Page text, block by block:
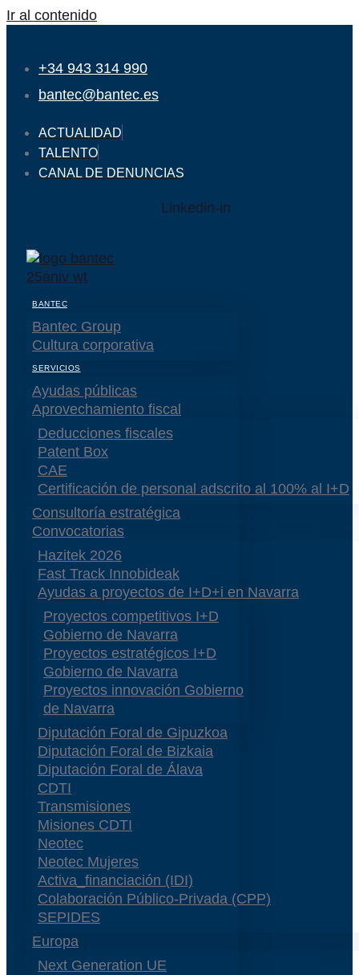
Ir al contenido
+34 943 314 990
bantec@bantec.es
ACTUALIDAD
TALENTO
CANAL DE DENUNCIAS
Linkedin-in
BANTEC
Bantec Group
Cultura corporativa
SERVICIOS
Ayudas públicas
Aprovechamiento fiscal
Deducciones fiscales
Patent Box
CAE
Certificación de personal adscrito al 100% al I+D
Consultoría estratégica
Convocatorias
Hazitek 2026
Fast Track Innobideak
Ayudas a proyectos de I+D+i en Navarra
Proyectos competitivos I+D
Gobierno de Navarra
Proyectos estratégicos I+D
Gobierno de Navarra
Proyectos innovación Gobierno
de Navarra
Diputación Foral de Gipuzkoa
Diputación Foral de Bizkaia
Diputación Foral de Álava
CDTI
Transmisiones
Misiones CDTI
Neotec
Neotec Mujeres
Activa_financiación (IDI)
Colaboración Público-Privada (CPP)
SEPIDES
Europa
Next Generation UE